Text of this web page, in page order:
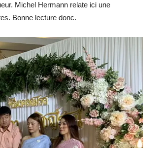
Michel Hermann relate ici une
Bonne lecture donc.